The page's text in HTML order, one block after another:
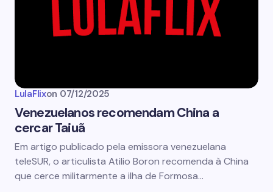
LulaFlixon 07/12/2025
Venezuelanos recomendam China a
cercar Taiuã
Em artigo publicado pela emissora venezuelana
teleSUR, o articulista Atilio Boron recomenda à China
que cerce militarmente a ilha de Formosa…